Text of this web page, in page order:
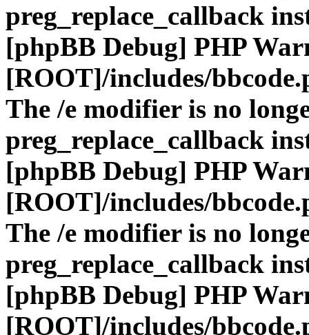
preg_replace_callback
[phpBB Debug] PHP
[ROOT]/includes/
The /e modifier is no
preg_replace_callback
[phpBB Debug] PHP
[ROOT]/includes/
The /e modifier is no
preg_replace_callback
[phpBB Debug] PHP
[ROOT]/includes/